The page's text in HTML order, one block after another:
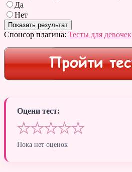
Да
Нет
Спонсор плагина: Тесты для девочек
Оцени тест:
★★★★★
Пока нет оценок